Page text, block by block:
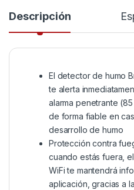
Descripción
El detector de humo
te alerta
alarma penetrante
de forma fiable en
desarrollo de humo
Protección contra
cuando estás fuera,
WiFi te mantendrá
aplicación, gracias a